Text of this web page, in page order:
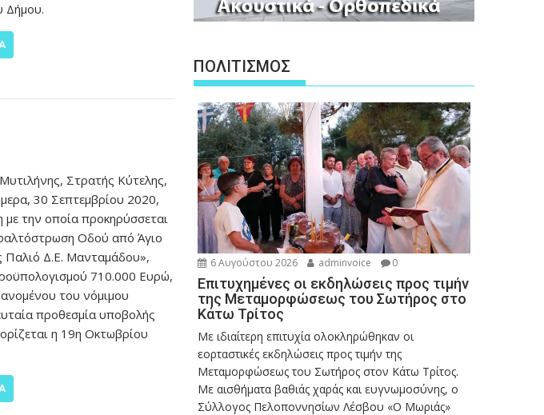
Δήμου.
Στρατής Κύτελης,
30 Σεπτεμβρίου 2020,
την οποία προκηρύσσεται
Οδού από Άγιο
Παλιό Δ.Ε. Μανταμάδου»,
710.000 Ευρώ,
του νόμιμου
προθεσμία υποβολής
η 19η Οκτωβρίου
ΠΟΛΙΤΙΣΜΟΣ
6 Αυγούστου 2026 adminvoice 0
Επιτυχημένες οι εκδηλώσεις προς τιμήν
της Μεταμορφώσεως του Σωτήρος στο
Κάτω Τρίτος
Με ιδιαίτερη επιτυχία ολοκληρώθηκαν οι
εορταστικές εκδηλώσεις προς τιμήν της
Μεταμορφώσεως του Σωτήρος στον Κάτω Τρίτος.
Με αισθήματα βαθιάς χαράς και ευγνωμοσύνης, ο
Σύλλογος Πελοποννησίων Λέσβου «Ο Μωριάς»